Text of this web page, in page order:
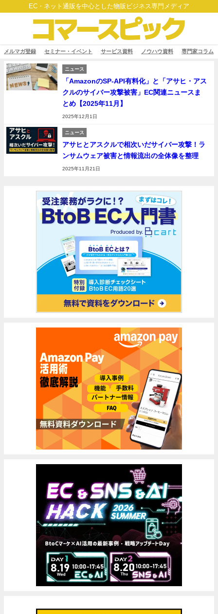
EC・ネット通販を中心とした物販ビジネス専門メディア
メルマガ登録 セミナー・イベント サービス資料 ノウハウ資料 専門家コラム
ニュース
「AmazonのSP-API有料化」と「アサヒ・アス
クルのサイバー攻撃被害」EC関連ニュースま
とめ【2025年11月】
2025年12月1日
ニュース
アサヒとアスクルで相次いだサイバー攻撃！ラ
ンサムウェア被害と情報流出の全体像を整理
2025年11月21日